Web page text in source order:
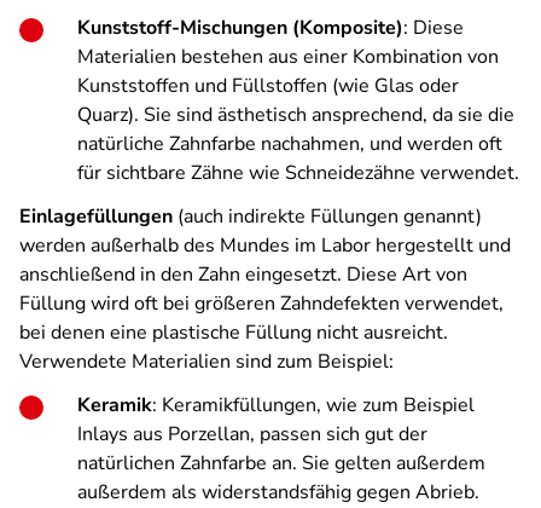
Kunststoff-Mischungen (Komposite): Diese
Materialien bestehen aus einer Kombination von
Kunststoffen und Füllstoffen (wie Glas oder
Quarz). Sie sind ästhetisch ansprechend, da sie die
natürliche Zahnfarbe nachahmen, und werden oft
für sichtbare Zähne wie Schneidezähne verwendet.
Einlagefüllungen (auch indirekte Füllungen genannt)
werden außerhalb des Mundes im Labor hergestellt und
anschließend in den Zahn eingesetzt. Diese Art von
Füllung wird oft bei größeren Zahndefekten verwendet,
bei denen eine plastische Füllung nicht ausreicht.
Verwendete Materialien sind zum Beispiel:
Keramik: Keramikfüllungen, wie zum Beispiel
Inlays aus Porzellan, passen sich gut der
natürlichen Zahnfarbe an. Sie gelten außerdem
außerdem als widerstandsfähig gegen Abrieb.